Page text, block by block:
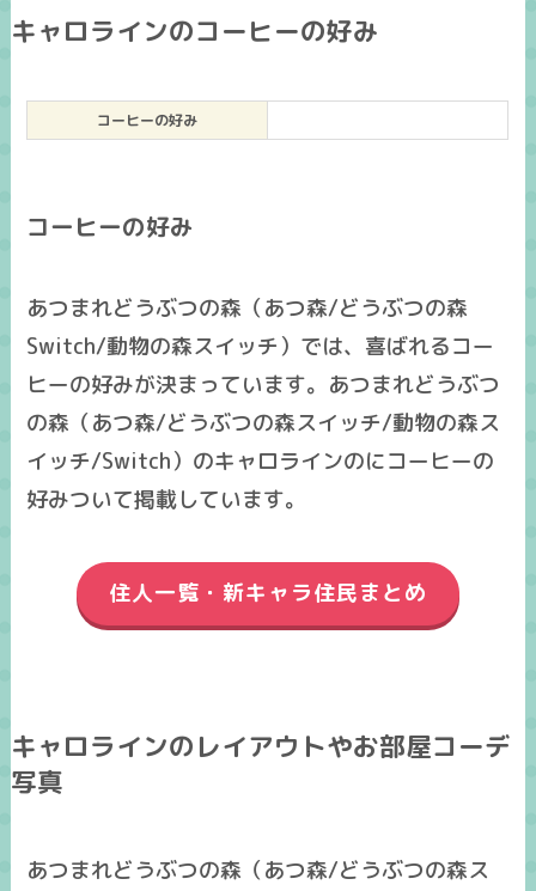
キャロラインのコーヒーの好み
コーヒーの好み
コーヒーの好み
あつまれどうぶつの森（あつ森/どうぶつの森
Switch/動物の森スイッチ）では、喜ばれるコー
ヒーの好みが決まっています。あつまれどうぶつ
の森（あつ森/どうぶつの森スイッチ/動物の森ス
イッチ/Switch）のキャロラインのにコーヒーの
好みついて掲載しています。
住人一覧・新キャラ住民まとめ
キャロラインのレイアウトやお部屋コーデ
写真
あつまれどうぶつの森（あつ森/どうぶつの森ス